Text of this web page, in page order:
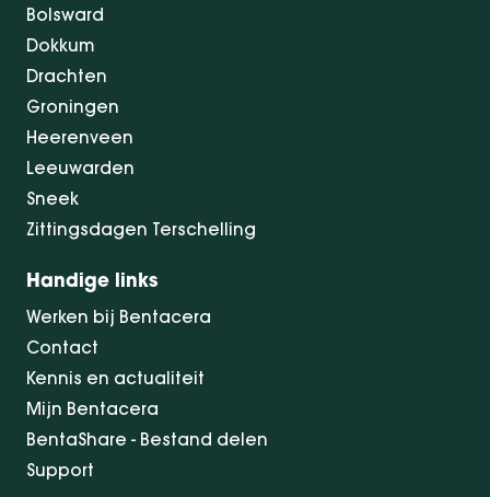
Bolsward
Dokkum
Drachten
Groningen
Heerenveen
Leeuwarden
Sneek
Zittingsdagen Terschelling
Handige links
Werken bij Bentacera
Contact
Kennis en actualiteit
Mijn Bentacera
BentaShare - Bestand delen
Support